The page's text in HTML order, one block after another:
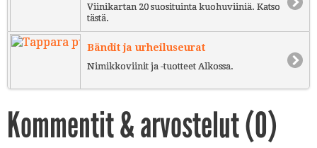
Viinikartan 20 suosituinta kuohuviiniä. Katso
tästä.
Bändit ja urheiluseurat
Nimikkoviinit ja -tuotteet Alkossa.
Kommentit & arvostelut (0)